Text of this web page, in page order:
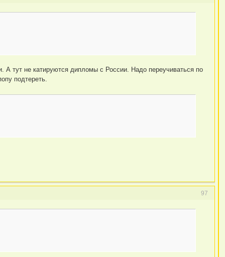
тут не катируются дипломы с России. Надо переучиваться по
подтереть.
97